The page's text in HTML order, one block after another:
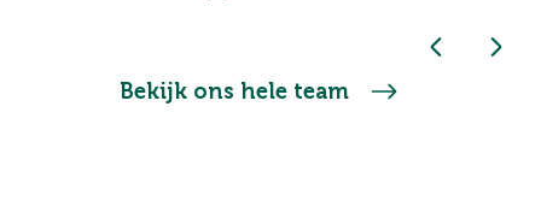
Bekijk ons hele team